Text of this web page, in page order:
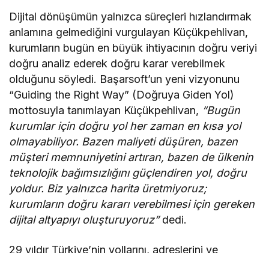
Dijital dönüşümün yalnızca süreçleri hızlandırmak
anlamına gelmediğini vurgulayan Küçükpehlivan,
kurumların bugün en büyük ihtiyacının doğru veriyi
doğru analiz ederek doğru karar verebilmek
olduğunu söyledi. Başarsoft’un yeni vizyonunu
“Guiding the Right Way” (Doğruya Giden Yol)
mottosuyla tanımlayan Küçükpehlivan, “Bugün
kurumlar için doğru yol her zaman en kısa yol
olmayabiliyor. Bazen maliyeti düşüren, bazen
müşteri memnuniyetini artıran, bazen de ülkenin
teknolojik bağımsızlığını güçlendiren yol, doğru
yoldur. Biz yalnızca harita üretmiyoruz;
kurumların doğru kararı verebilmesi için gereken
dijital altyapıyı oluşturuyoruz”dedi.
29 yıldır Türkiye’nin yollarını, adreslerini ve